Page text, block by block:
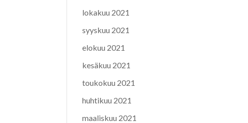
lokakuu 2021
syyskuu 2021
elokuu 2021
kesäkuu 2021
toukokuu 2021
huhtikuu 2021
maaliskuu 2021